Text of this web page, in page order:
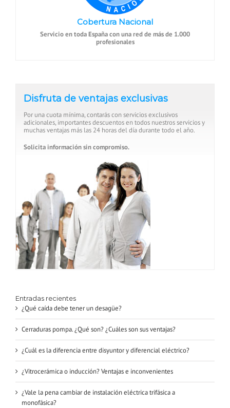
Cobertura Nacional
Servicio en toda España con una red de más de 1.000
profesionales
Disfruta de ventajas exclusivas
Por una cuota mínima, contarás con servicios exclusivos
adicionales, importantes descuentos en todos nuestros servicios y
muchas ventajas más las 24 horas del día durante todo el año.
Solicita información sin compromiso.
Entradas recientes
¿Qué caída debe tener un desagüe?
Cerraduras pompa. ¿Qué son? ¿Cuáles son sus ventajas?
¿Cuál es la diferencia entre disyuntor y diferencial eléctrico?
¿Vitrocerámica o inducción? Ventajas e inconvenientes
¿Vale la pena cambiar de instalación eléctrica trifásica a
monofásica?